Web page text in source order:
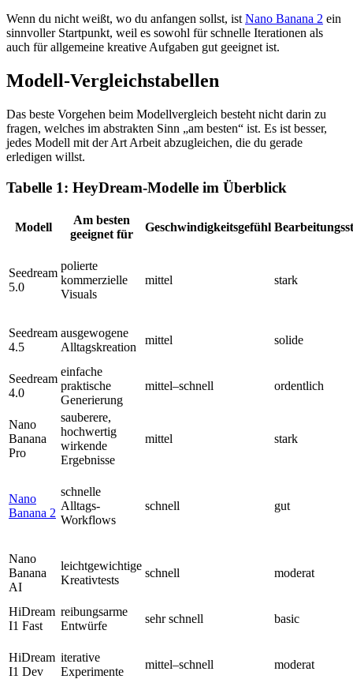
Wenn du nicht weißt, wo du anfangen sollst, ist Nano Banana 2 ein
sinnvoller Startpunkt, weil es sowohl für schnelle Iterationen als
auch für allgemeine kreative Aufgaben gut geeignet ist.
Modell-Vergleichstabellen
Das beste Vorgehen beim Modellvergleich besteht nicht darin zu
fragen, welches im abstrakten Sinn „am besten“ ist. Es ist besser,
jedes Modell mit der Art Arbeit abzugleichen, die du gerade
erledigen willst.
Tabelle 1: HeyDream-Modelle im Überblick
Modell
Am besten
geeignet für
Geschwindigkeitsgefühl
Seedream
5.0
polierte
kommerzielle
Visuals
mittel stark
Seedream
4.5
ausgewogene
Alltagskreation
mittel solide
Seedream
4.0
einfache
praktische
Generierung
mittel–schnell ordentlich
Nano
Banana
Pro
sauberere,
hochwertig
wirkende
Ergebnisse
mittel stark
Nano
Banana 2
schnelle
Alltags-
Workflows
schnell gut
Nano
Banana
AI
leichtgewichtige
Kreativtests
schnell moderat
HiDream
I1 Fast
reibungsarme
Entwürfe
sehr schnell basic
HiDream
I1 Dev
iterative
Experimente
mittel–schnell moderat